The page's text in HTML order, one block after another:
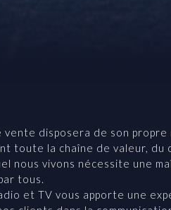
disposera de son
toute la chaîne de valeur, du
nous vivons nécessite une
tous.
et TV vous apporte une